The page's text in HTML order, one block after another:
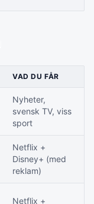
VAD DU FÅR
Nyheter,
svensk TV, viss
sport
Netflix +
Disney+ (med
reklam)
Netflix +